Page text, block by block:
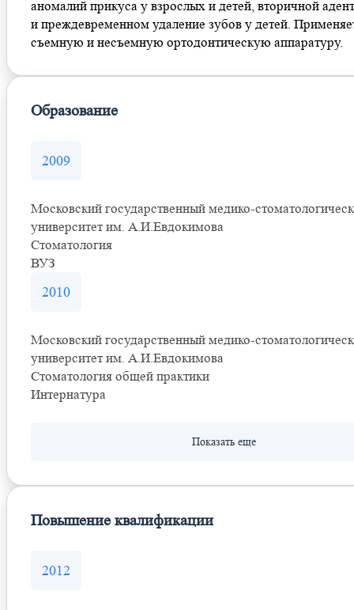
аномалий прикуса у взрослых и детей, вторичной
и преждевременном удаление зубов у детей.
съемную и несъемную ортодонтическую аппаратуру.
Образование
2009
Московский государственный медико-
университет им. А.И.Евдокимова
Стоматология
ВУЗ
2010
Московский государственный медико-
университет им. А.И.Евдокимова
Стоматология общей практики
Интернатура
Повышение квалификации
2012